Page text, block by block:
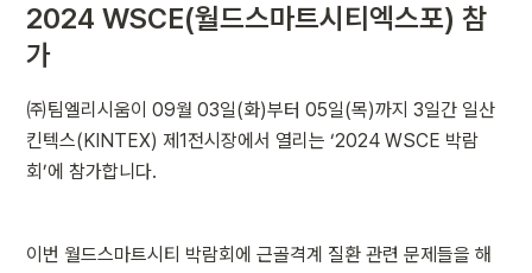
2024 WSCE(월드스마트시티엑스포) 참
가
㈜팀엘리시움이 09월 03일(화)부터 05일(목)까지 3일간 일산
킨텍스(KINTEX) 제1전시장에서 열리는 ‘2024 WSCE 박람
회’에 참가합니다.
이번 월드스마트시티 박람회에 근골격계 질환 관련 문제들을 해